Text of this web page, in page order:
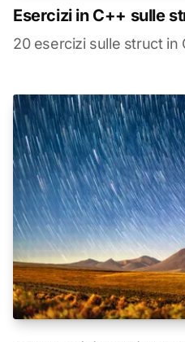
Esercizi in C++ sulle
20 esercizi sulle struct in